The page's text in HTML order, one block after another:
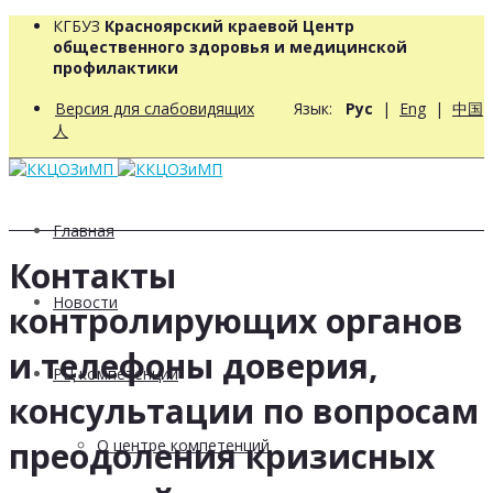
КГБУЗ Красноярский краевой Центр
общественного здоровья и медицинской
профилактики
Версия для слабовидящих Язык: Рус | Eng | 中国
人
Главная
Новости
РЦ компетенций
О центре компетенций
Контакты
контролирующих органов
и телефоны доверия,
консультации по вопросам
преодоления кризисных